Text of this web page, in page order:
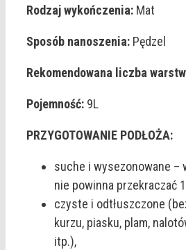
Rodzaj wykończenia: Mat
Sposób nanoszenia: Pędzel
Rekomendowana liczba
Pojemność: 9L
PRZYGOTOWANIE PODŁOŻA:
suche i wysezonowane –
nie powinna przekraczać
czyste i odtłuszczone
kurzu, piasku, plam,
itp.),